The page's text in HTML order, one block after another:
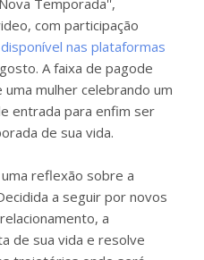
Temporada'',
com participação
disponível nas plataformas
A faixa de pagode
mulher celebrando um
entrada para enfim ser
de sua vida.
reflexão sobre a
a seguir por novos
a
de sua vida e resolve